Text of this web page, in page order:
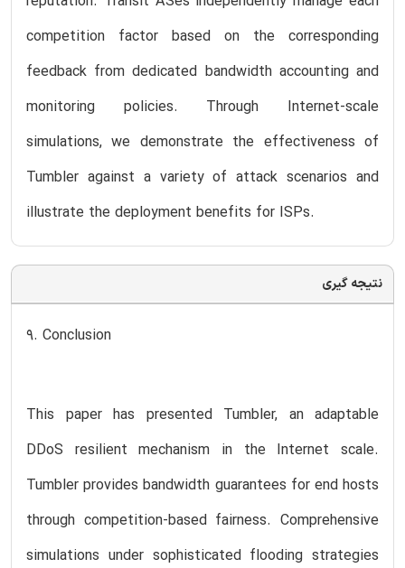
competition factor based on the corresponding
feedback from dedicated bandwidth accounting and
monitoring policies. Through Internet-scale
simulations, we demonstrate the effectiveness of
Tumbler against a variety of attack scenarios and
illustrate the deployment benefits for ISPs.
نتیجه گیری
9. Conclusion
This paper has presented Tumbler, an adaptable
DDoS resilient mechanism in the Internet scale.
Tumbler provides bandwidth guarantees for end hosts
through competition-based fairness. Comprehensive
simulations under sophisticated flooding strategies